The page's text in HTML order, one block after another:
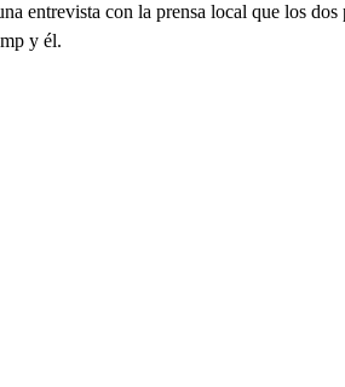
entrevista con la prensa local que los
y él.